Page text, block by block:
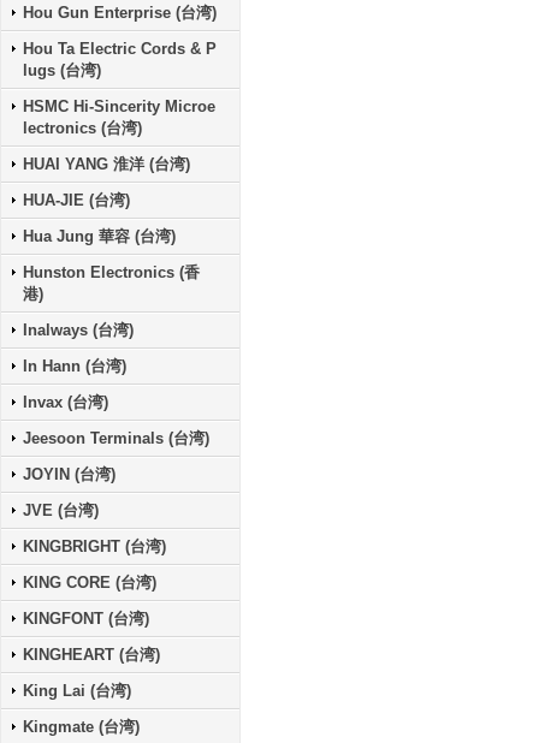
Hou Gun Enterprise (台湾)
Hou Ta Electric Cords & P
lugs (台湾)
HSMC Hi-Sincerity Microe
lectronics (台湾)
HUAI YANG 淮洋 (台湾)
HUA-JIE (台湾)
Hua Jung 華容 (台湾)
Hunston Electronics (香
港)
Inalways (台湾)
In Hann (台湾)
Invax (台湾)
Jeesoon Terminals (台湾)
JOYIN (台湾)
JVE (台湾)
KINGBRIGHT (台湾)
KING CORE (台湾)
KINGFONT (台湾)
KINGHEART (台湾)
King Lai (台湾)
Kingmate (台湾)